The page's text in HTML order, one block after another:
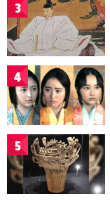
3
4
5